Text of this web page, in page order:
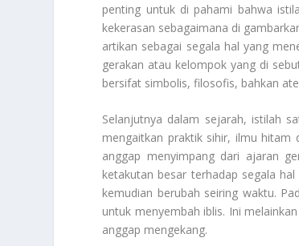
penting untuk di pahami bahwa
kekerasan sebagaimana di
artikan sebagai segala hal yang
gerakan atau kelompok yang di
bersifat simbolis, filosofis, bahkan
Selanjutnya dalam sejarah, istilah
mengaitkan praktik sihir, ilmu hitam
anggap menyimpang dari ajaran
ketakutan besar terhadap segala
kemudian berubah seiring waktu.
untuk menyembah iblis. Ini
anggap mengekang.